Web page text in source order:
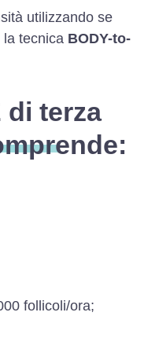
utilizzando se
tecnica BODY-to-
di terza
follicoli/ora;